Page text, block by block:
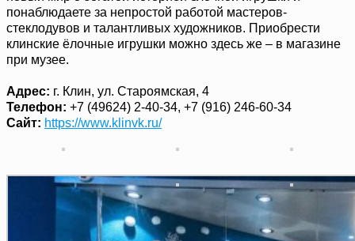
понаблюдаете за непростой работой мастеров-
стеклодувов и талантливых художников. Приобрести
клинские ёлочные игрушки можно здесь же – в магазине
при музее.
Адрес: г. Клин, ул. Староямская, 4
Телефон: +7 (49624) 2-40-34, +7 (916) 246-60-34
Сайт: https://www.klinvk.ru/